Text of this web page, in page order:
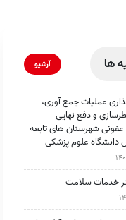
ها آرشیو
عملیات جمع آوری،
و دفع نهایی
شهرستان های تابعه
علوم پزشکی
خدمات سلامت